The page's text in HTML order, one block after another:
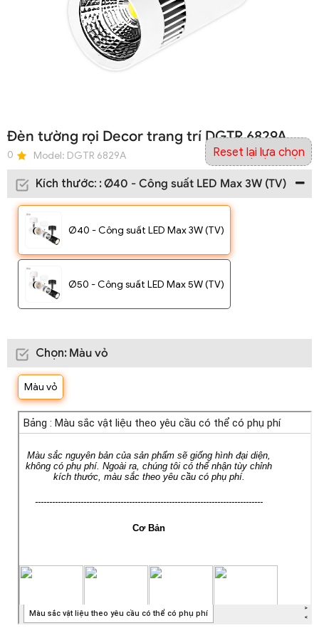
Đèn tường rọi Decor trang trí DGTR 6829A
0 Model: DGTR 6829A
Kích thước: : Ø40 - Công suất LED Max 3W (TV)
Ø40 - Công suất LED Max 3W (TV)
Ø50 - Công suất LED Max 5W (TV)
Chọn: Màu vỏ
Màu vỏ
Reset lại lựa chọn